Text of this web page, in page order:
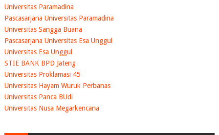
Universitas Paramadina
Pascasarjana Universitas Paramadina
Universitas Sangga Buana
Pascasarjana Universitas Esa Unggul
Universitas Esa Unggul
STIE BANK BPD Jateng
Universitas Proklamasi 45
Universitas Hayam Wuruk Perbanas
Universitas Panca BUdi
Universitas Nusa Megarkencana